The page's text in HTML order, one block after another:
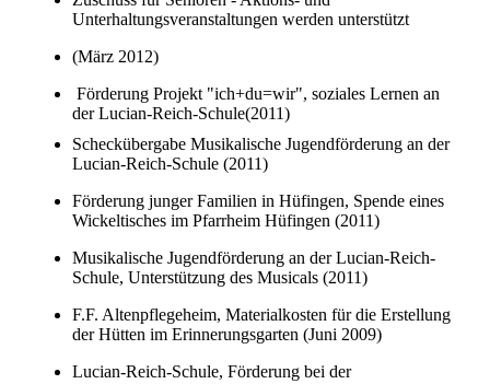
Unterhaltungsveranstaltungen werden unterstützt
(März 2012)
Förderung Projekt "ich+du=wir", soziales Lernen an
der Lucian-Reich-Schule(2011)
Scheckübergabe Musikalische Jugendförderung an der
Lucian-Reich-Schule (2011)
Förderung junger Familien in Hüfingen, Spende eines
Wickeltisches im Pfarrheim Hüfingen (2011)
Musikalische Jugendförderung an der Lucian-Reich-
Schule, Unterstützung des Musicals (2011)
F.F. Altenpflegeheim, Materialkosten für die Erstellung
der Hütten im Erinnerungsgarten (Juni 2009)
Lucian-Reich-Schule, Förderung bei der